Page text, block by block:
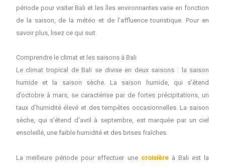
période pour visiter Bali et les îles environnantes varie en fonction
de la saison, de la météo et de l’affluence touristique. Pour en
savoir plus, lisez ce qui suit.
Comprendre le climat et les saisons à Bali
Le climat tropical de Bali se divise en deux saisons : la saison
humide et la saison sèche. La saison humide, qui s’étend
d’octobre à mars, se caractérise par de fortes précipitations, un
taux d’humidité élevé et des tempêtes occasionnelles. La saison
sèche, qui s’étend d’avril à septembre, est marquée par un ciel
ensoleillé, une faible humidité et des brises fraîches.
La meilleure période pour effectuer une croisièreà Bali est la